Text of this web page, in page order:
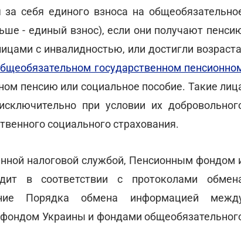
себя единого взноса на
- единый взнос), если они получают
с инвалидностью, или достигли
государственном
пенсию или социальное пособие. Такие
при условии их
социального страхования.
налоговой службой, Пенсионным фондом
в соответствии с протоколами
Порядка обмена информацией
Украины и фондами